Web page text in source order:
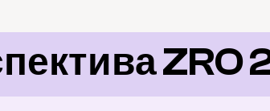
ZRO